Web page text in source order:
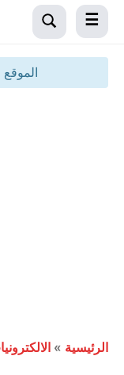
الرئيسية »